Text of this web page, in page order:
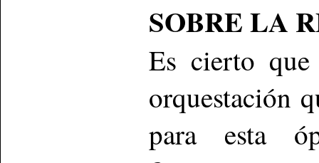
SOBRE LA
Es cierto que
orquestación
para esta